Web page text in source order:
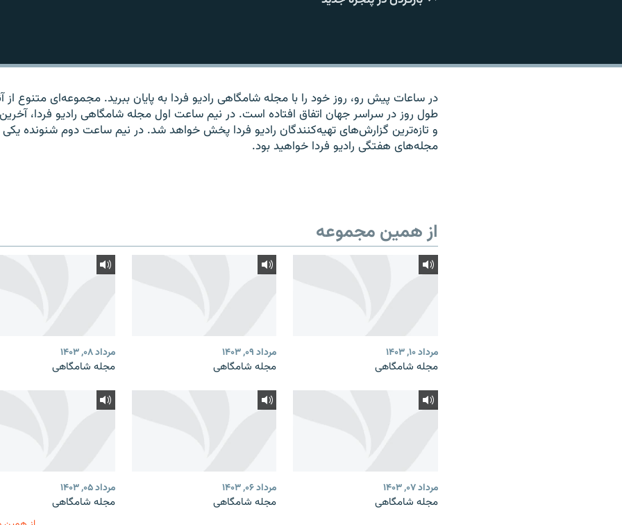
در ساعات پیش رو، روز خود را با مجله شامگاهی رادیو فردا به پایان ببرید. مجموعه‌ای متنوع از
طول روز در سراسر جهان اتفاق افتاده است. در نیم ساعت اول مجله شامگاهی رادیو فردا،
و تازه‌ترین گزارش‌های تهیه‌کنندگان رادیو فردا پخش خواهد شد. در نیم ساعت دوم شنونده یکی
مجله‌های هفتگی رادیو فردا خواهید بود.
از همین مجموعه
مرداد ۱۰, ۱۴۰۳
مجله شامگاهی
مرداد ۰۹, ۱۴۰۳
مجله شامگاهی
مرداد ۰۸, ۱۴۰۳
مجله شامگاهی
مرداد ۰۷, ۱۴۰۳
مجله شامگاهی
مرداد ۰۶, ۱۴۰۳
مجله شامگاهی
مرداد ۰۵, ۱۴۰۳
مجله شامگاهی